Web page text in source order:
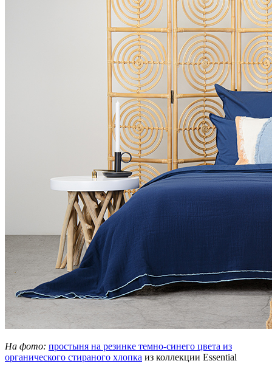
На фото: простыня на резинке темно-синего цвета из
органического стираного хлопка из коллекции Essential